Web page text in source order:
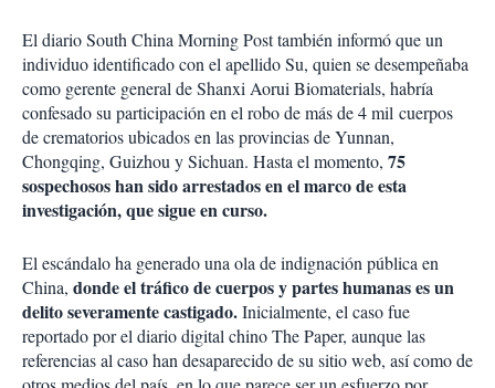
El diario South China Morning Post también informó que un
individuo identificado con el apellido Su, quien se desempeñaba
como gerente general de Shanxi Aorui Biomaterials, habría
confesado su participación en el robo de más de 4 mil cuerpos
de crematorios ubicados en las provincias de Yunnan,
Chongqing, Guizhou y Sichuan. Hasta el momento, 75
sospechosos han sido arrestados en el marco de esta
investigación, que sigue en curso.
El escándalo ha generado una ola de indignación pública en
China, donde el tráfico de cuerpos y partes humanas es un
delito severamente castigado.Inicialmente, el caso fue
reportado por el diario digital chino The Paper, aunque las
referencias al caso han desaparecido de su sitio web, así como de